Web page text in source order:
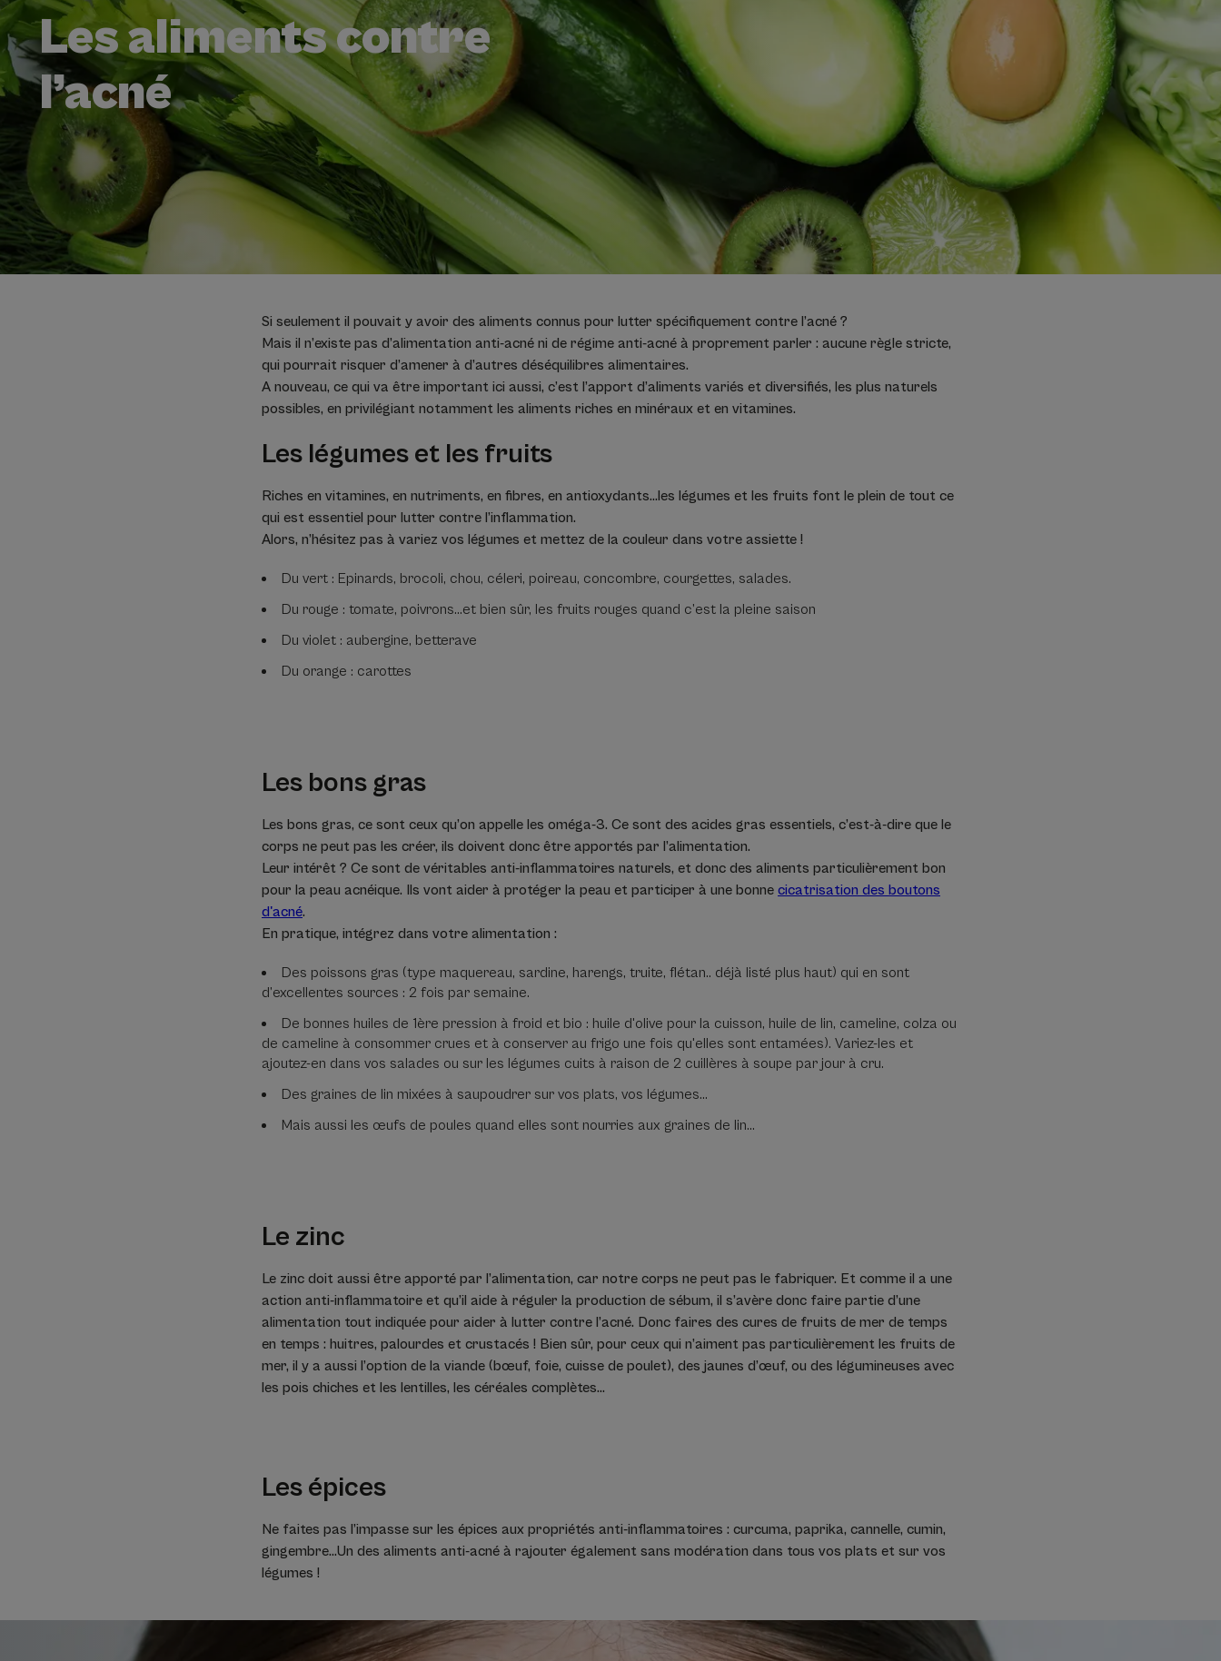
Les aliments contre
l’acné
Si seulement il pouvait y avoir des aliments connus pour lutter spécifiquement contre l’acné ?
Mais il n’existe pas d’alimentation anti-acné ni de régime anti-acné à proprement parler : aucune règle stricte,
qui pourrait risquer d’amener à d’autres déséquilibres alimentaires.
A nouveau, ce qui va être important ici aussi, c’est l’apport d’aliments variés et diversifiés, les plus naturels
possibles, en privilégiant notamment les aliments riches en minéraux et en vitamines.
Les légumes et les fruits
Riches en vitamines, en nutriments, en fibres, en antioxydants…les légumes et les fruits font le plein de tout ce
qui est essentiel pour lutter contre l’inflammation.
Alors, n’hésitez pas à variez vos légumes et mettez de la couleur dans votre assiette !
Du vert : Epinards, brocoli, chou, céleri, poireau, concombre, courgettes, salades.
Du rouge : tomate, poivrons…et bien sûr, les fruits rouges quand c’est la pleine saison
Du violet : aubergine, betterave
Du orange : carottes
Les bons gras
Les bons gras, ce sont ceux qu’on appelle les oméga-3. Ce sont des acides gras essentiels, c’est-à-dire que le
corps ne peut pas les créer, ils doivent donc être apportés par l’alimentation.
Leur intérêt ? Ce sont de véritables anti-inflammatoires naturels, et donc des aliments particulièrement bon
pour la peau acnéique. Ils vont aider à protéger la peau et participer à une bonne cicatrisation des boutons
d'acné.
En pratique, intégrez dans votre alimentation :
Des poissons gras (type maquereau, sardine, harengs, truite, flétan.. déjà listé plus haut) qui en sont
d’excellentes sources : 2 fois par semaine.
De bonnes huiles de 1ère pression à froid et bio : huile d'olive pour la cuisson, huile de lin, cameline, colza ou
de cameline à consommer crues et à conserver au frigo une fois qu'elles sont entamées). Variez-les et
ajoutez-en dans vos salades ou sur les légumes cuits à raison de 2 cuillères à soupe par jour à cru.
Des graines de lin mixées à saupoudrer sur vos plats, vos légumes…
Mais aussi les œufs de poules quand elles sont nourries aux graines de lin…
Le zinc
Le zinc doit aussi être apporté par l’alimentation, car notre corps ne peut pas le fabriquer. Et comme il a une
action anti-inflammatoire et qu’il aide à réguler la production de sébum, il s’avère donc faire partie d’une
alimentation tout indiquée pour aider à lutter contre l’acné. Donc faires des cures de fruits de mer de temps
en temps : huitres, palourdes et crustacés ! Bien sûr, pour ceux qui n’aiment pas particulièrement les fruits de
mer, il y a aussi l’option de la viande (bœuf, foie, cuisse de poulet), des jaunes d’œuf, ou des légumineuses avec
les pois chiches et les lentilles, les céréales complètes...
Les épices
Ne faites pas l’impasse sur les épices aux propriétés anti-inflammatoires : curcuma, paprika, cannelle, cumin,
gingembre…Un des aliments anti-acné à rajouter également sans modération dans tous vos plats et sur vos
légumes !